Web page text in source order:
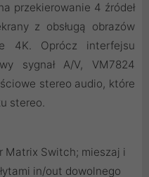
przekierowanie 4 źródeł
z obsługą obrazów
4K. Oprócz interfejsu
sygnał A/V, VM7824
stereo audio, które
stereo.
Matrix Switch; mieszaj i
in/out dowolnego